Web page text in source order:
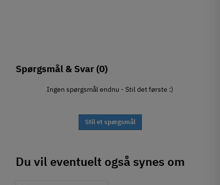
Spørgsmål & Svar(0)
Ingen spørgsmål endnu - Stil det første :)
Stil et spørgsmål
Du vil eventuelt også synes om